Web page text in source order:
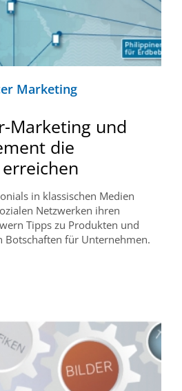
Marketing
Marketing und
die
in klassischen Medien
Netzwerken ihren
Tipps zu Produkten und
Botschaften für Unternehmen.